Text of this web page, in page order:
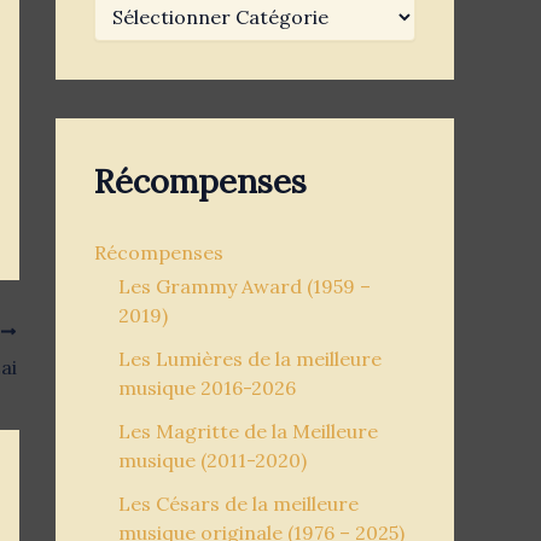
Récompenses
Récompenses
Les Grammy Award (1959 –
2019)
Les Lumières de la meilleure
musique 2016-2026
Les Magritte de la Meilleure
musique (2011-2020)
Les Césars de la meilleure
musique originale (1976 – 2025)